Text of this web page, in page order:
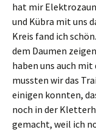
hat mir Elektrozaun
und Kübra mit uns
Kreis fand ich
dem Daumen
haben uns auch
mussten wir das
einigen konnten,
noch in der
gemacht, weil ich